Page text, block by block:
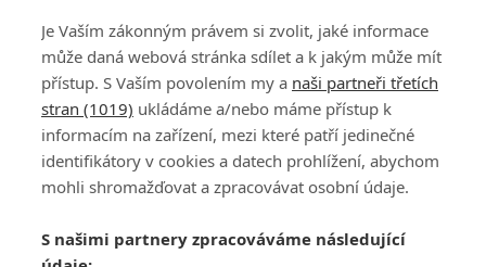
PŘIHLÁSIT
REGISTROVAT
DISKUZE
Šéfredaktorkou webu jePetr Slavík, e-mailserialy@fandimefilmu.cz
Je Vaším zákonným právem si zvolit, jaké informace
může daná webová stránka sdílet a k jakým může mít
přístup. S Vaším povolením my a naši partneři třetích
stran (1019) ukládáme a/nebo máme přístup k
informacím na zařízení, mezi které patří jedinečné
identifikátory v cookies a datech prohlížení, abychom
mohli shromažďovat a zpracovávat osobní údaje.
S našimi partnery zpracováváme následující